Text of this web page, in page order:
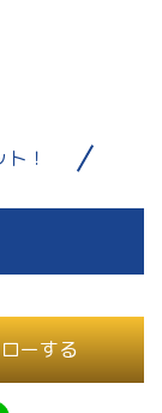
！
ーする